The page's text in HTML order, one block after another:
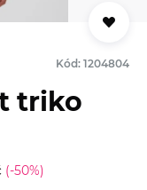
Kód: 1204804
triko
(-50%)